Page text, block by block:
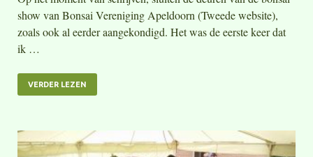
show van Bonsai Vereniging Apeldoorn (Tweede website),
zoals ook al eerder aangekondigd. Het was de eerste keer dat
ik …
VERDER LEZEN